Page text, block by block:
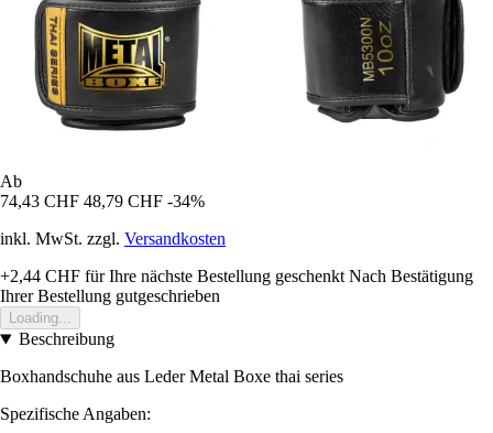
Ab
74,43 CHF 48,79 CHF -34%
inkl. MwSt. zzgl. Versandkosten
+2,44 CHF für Ihre nächste Bestellung geschenkt Nach Bestätigung
Ihrer Bestellung gutgeschrieben
Loading...
Beschreibung
Boxhandschuhe aus Leder Metal Boxe thai series
Spezifische Angaben: